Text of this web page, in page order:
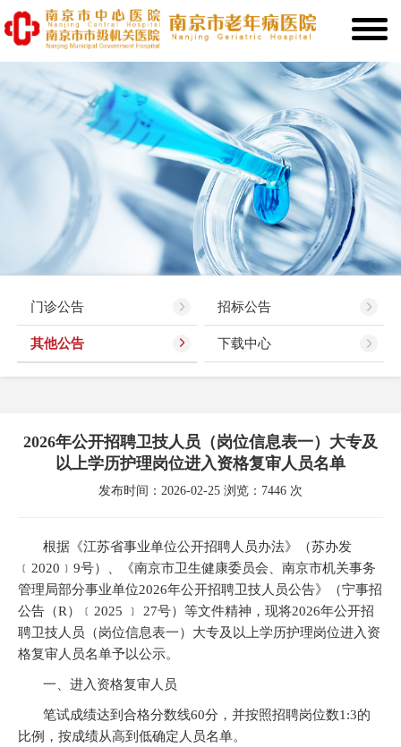
门诊公告 招标公告
其他公告 下载中心
2026年公开招聘卫技人员（岗位信息表一）大专及
以上学历护理岗位进入资格复审人员名单
发布时间：2026-02-25 浏览：7446 次
根据《江苏省事业单位公开招聘人员办法》（苏办发
﹝2020﹞9号）、《南京市卫生健康委员会、南京市机关事务
管理局部分事业单位2026年公开招聘卫技人员公告》（宁事招
公告（R）﹝2025 ﹞ 27号）等文件精神，现将2026年公开招
聘卫技人员（岗位信息表一）大专及以上学历护理岗位进入资
格复审人员名单予以公示。
一、进入资格复审人员
笔试成绩达到合格分数线60分，并按照招聘岗位数1:3的
比例，按成绩从高到低确定人员名单。